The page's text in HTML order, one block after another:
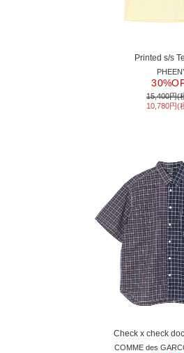
Printed s/s
15,400円(
10,780円(
Check x check
COMME des